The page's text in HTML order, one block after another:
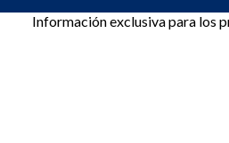
Información exclusiva para los